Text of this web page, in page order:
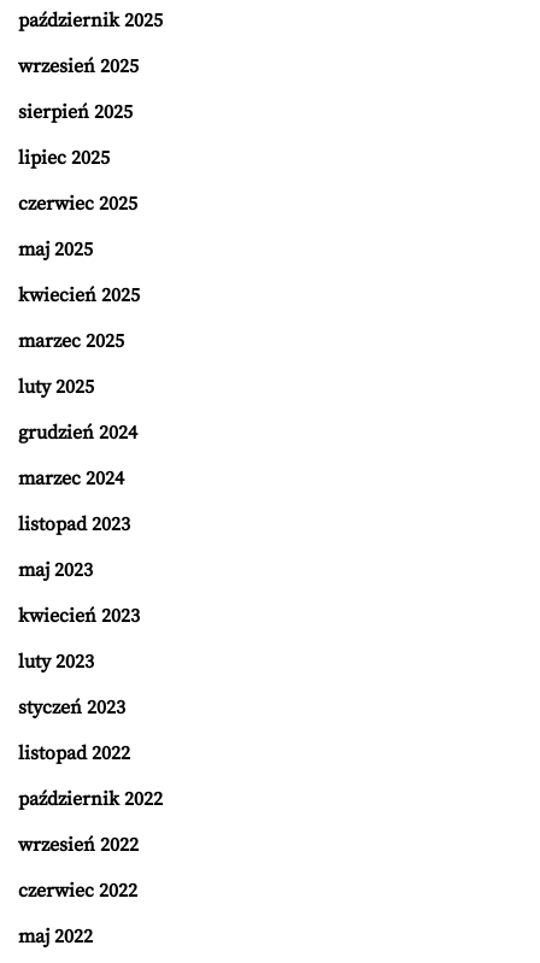
październik 2025
wrzesień 2025
sierpień 2025
lipiec 2025
czerwiec 2025
maj 2025
kwiecień 2025
marzec 2025
luty 2025
grudzień 2024
marzec 2024
listopad 2023
maj 2023
kwiecień 2023
luty 2023
styczeń 2023
listopad 2022
październik 2022
wrzesień 2022
czerwiec 2022
maj 2022